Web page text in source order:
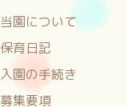
当園について
保育日記
入園の手続き
募集要項